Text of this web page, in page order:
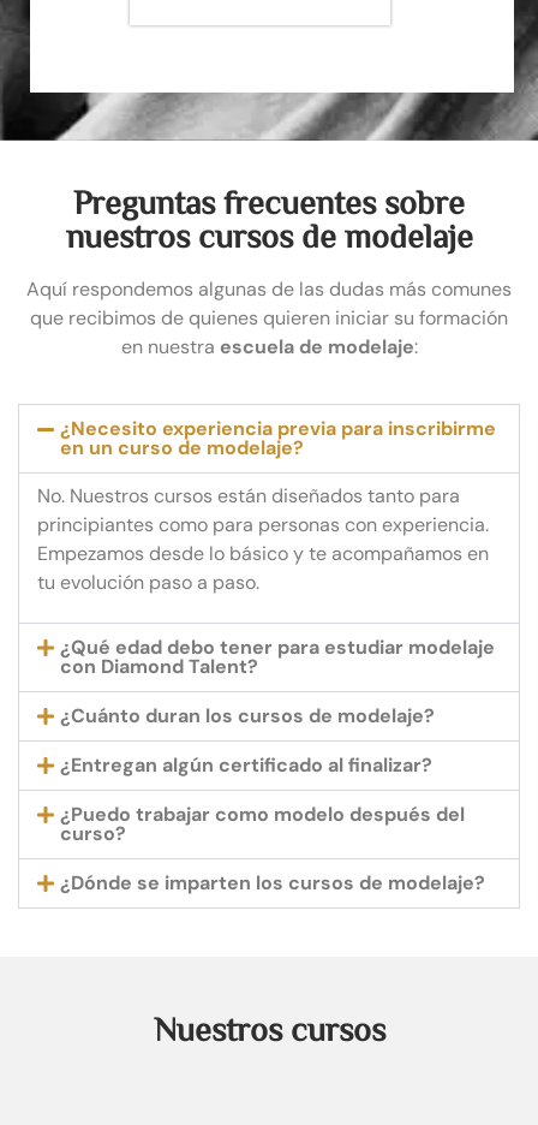
Preguntas frecuentes sobre
nuestros cursos de modelaje
Aquí respondemos algunas de las dudas más comunes
que recibimos de quienes quieren iniciar su formación
en nuestra escuela de modelaje:
¿Necesito experiencia previa para inscribirme
en un curso de modelaje?
No. Nuestros cursos están diseñados tanto para
principiantes como para personas con experiencia.
Empezamos desde lo básico y te acompañamos en
tu evolución paso a paso.
¿Qué edad debo tener para estudiar modelaje
con Diamond Talent?
¿Cuánto duran los cursos de modelaje?
¿Entregan algún certificado al finalizar?
¿Puedo trabajar como modelo después del
curso?
¿Dónde se imparten los cursos de modelaje?
Nuestros cursos